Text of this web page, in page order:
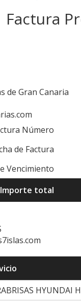
Factura
de Gran Canaria
Número
de Factura
Vencimiento
Importe total
HYUNDAI